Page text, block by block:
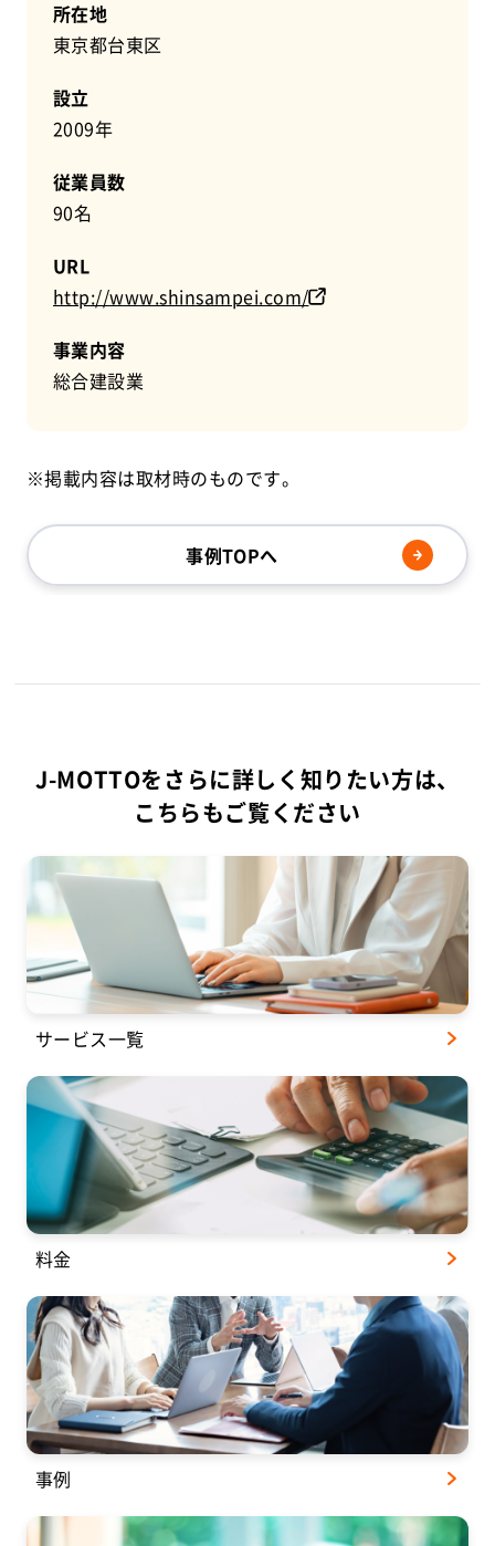
所在地
東京都台東区
設立
2009年
従業員数
90名
URL
http://www.shinsampei.com/
事業内容
総合建設業
※掲載内容は取材時のものです。
事例TOPへ
J-MOTTOをさらに詳しく知りたい方は、
こちらもご覧ください
サービス一覧
料金
事例